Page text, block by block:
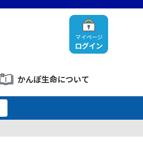
マイページ
ログイン
かんぽ生命について